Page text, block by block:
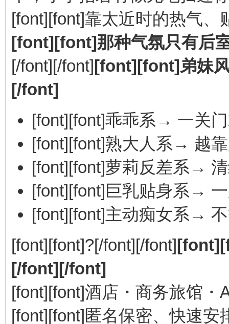
[font][font]靠太近时的热气
[font][font]那种气氛只有后
[/font][/font][font][font]弟妹
[/font]
[font][font]乖乖系→ 一关
[font][font]熟大人系→ 越
[font][font]萝莉反差系→
[font][font]巨乳贴身系→
[font][font]主动痴女系→
[font][font]?[/font][/font]
[/font][/font]
[font][font]酒店・商务旅馆・
[font][font]匿名保密、快速安